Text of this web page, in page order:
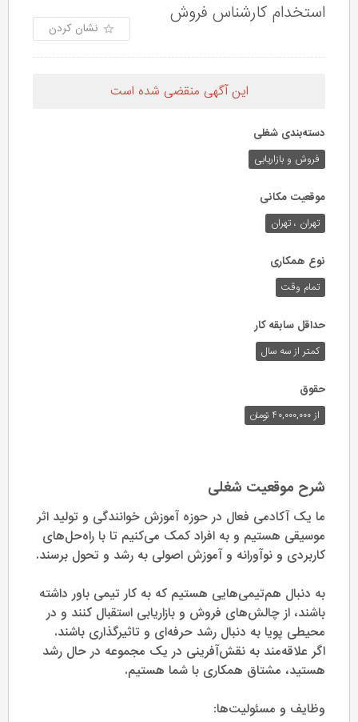
استخدام کارشناس فروش
نشان کردن
این آگهی منقضی شده است
دسته‌بندی شغلی
فروش و بازاریابی
موقعیت مکانی
تهران ، تهران
نوع همکاری
تمام وقت
حداقل سابقه کار
کمتر از سه سال
حقوق
از ۴۰,۰۰۰,۰۰۰ تومان
شرح موقعیت شغلی
ما یک آکادمی فعال در حوزه آموزش خوانندگی و تولید اثر
موسیقی هستیم و به افراد کمک می‌کنیم تا با راه‌حل‌های
کاربردی و نوآورانه و آموزش اصولی به رشد و تحول برسند.
به دنبال هم‌تیمی‌هایی هستیم که به کار تیمی باور داشته
باشند، از چالش‌های فروش و بازاریابی استقبال کنند و در
محیطی پویا به دنبال رشد حرفه‌ای و تاثیرگذاری باشند.
اگر علاقه‌مند به نقش‌آفرینی در یک مجموعه در حال رشد
هستید، مشتاق همکاری با شما هستیم.
وظایف و مسئولیت‌ها: